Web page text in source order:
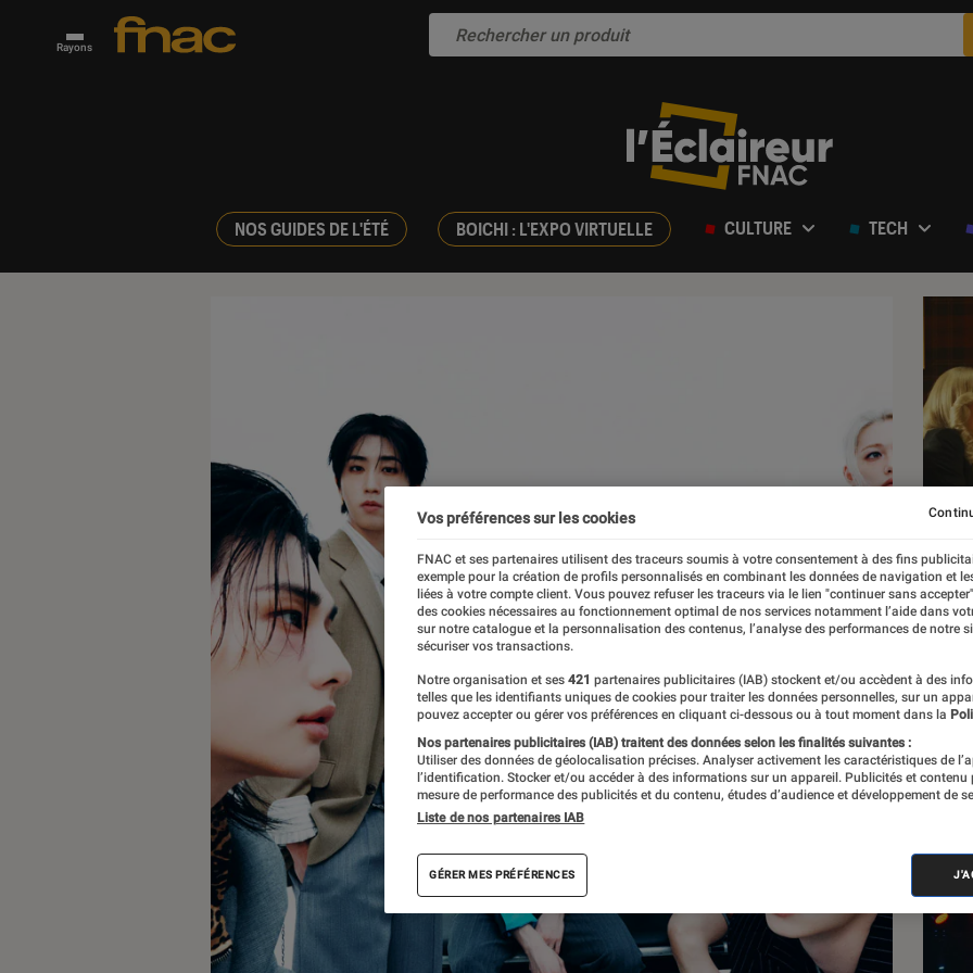
Rayons
NOS GUIDES DE L'ÉTÉ BOICHI : L'EXPO VIRTUELLE CULTURE TECH
The
des
Vos préférences sur les cookies
FNAC et ses partenaires utilisent des traceurs soumis à votre consentement à des fins
exemple pour la création de profils personnalisés en combinant les données de navigation et
liées à votre compte client. Vous pouvez refuser les traceurs via le lien "continuer sans
des cookies nécessaires au fonctionnement optimal de nos services notamment l’aide dans
sur notre catalogue et la personnalisation des contenus, l’analyse des performances de notre
sécuriser vos transactions.
Notre organisation et ses 421 partenaires publicitaires (IAB) stockent et/ou accèdent à des
telles que les identifiants uniques de cookies pour traiter les données personnelles, sur un
pouvez accepter ou gérer vos préférences en cliquant ci-dessous ou à tout moment dans la
Nos partenaires publicitaires (IAB) traitent des données selon les finalités suivantes :
Utiliser des données de géolocalisation précises. Analyser activement les caractéristiques de
l’identification. Stocker et/ou accéder à des informations sur un appareil. Publicités et contenu
mesure de performance des publicités et du contenu, études d’audience et développement de
Liste de nos partenaires IAB
GÉRER MES PRÉFÉRENCES